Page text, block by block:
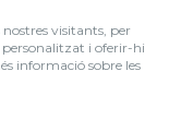
nostres visitants, per
i oferir-hi
informació sobre les